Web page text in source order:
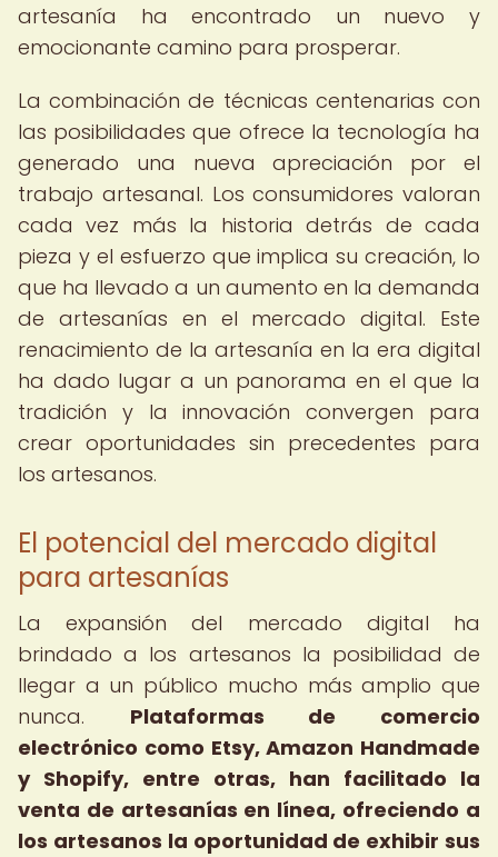
artesanía ha encontrado un nuevo y
emocionante camino para prosperar.
La combinación de técnicas centenarias con
las posibilidades que ofrece la tecnología ha
generado una nueva apreciación por el
trabajo artesanal. Los consumidores valoran
cada vez más la historia detrás de cada
pieza y el esfuerzo que implica su creación, lo
que ha llevado a un aumento en la demanda
de artesanías en el mercado digital. Este
renacimiento de la artesanía en la era digital
ha dado lugar a un panorama en el que la
tradición y la innovación convergen para
crear oportunidades sin precedentes para
los artesanos.
El potencial del mercado digital
para artesanías
La expansión del mercado digital ha
brindado a los artesanos la posibilidad de
llegar a un público mucho más amplio que
nunca. Plataformas de comercio
electrónico como Etsy, Amazon Handmade
y Shopify, entre otras, han facilitado la
venta de artesanías en línea, ofreciendo a
los artesanos la oportunidad de exhibir sus